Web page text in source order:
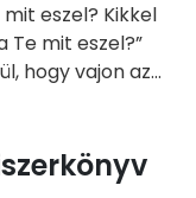
eszel? Kikkel
Te mit eszel?”
hogy vajon az...